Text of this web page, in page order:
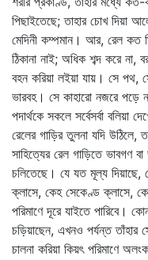
পিছাইতেছে; তাহার চোখ দিয়া
মেদিনী কম্পমান। আর, রেল কত
ঠিকানা নাই; অধিক শব্দ করে না,
বহন করিয়া লইয়া যায়। সে পথ,
ভারবহ। সে কাহারো নজরে
পদার্থকে সকলে সর্বেসর্বা বলিয়া
রেলের গাড়ির তুলনা যদি উঠিলে,
সাহিত্যের রেল গাড়িতে ভাবগণ
চলিতেছে। যে যত মূল্য দিয়াছে,
ক্লাসে, কেহ সেকেণ্ড ক্লাসে,
পরিমাণে দূরে যাইতে পারিবে।
চড়িয়াছেন, এখনও পর্যন্ত তাঁহার
চালনা করিয়া কিয়ৎ পরিমাণে